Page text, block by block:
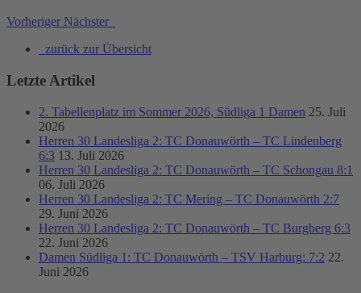
Vorheriger Nächster
zurück zur Übersicht
Letzte Artikel
2. Tabellenplatz im Sommer 2026, Südliga 1 Damen 25. Juli
2026
Herren 30 Landesliga 2: TC Donauwörth – TC Lindenberg
6:3 13. Juli 2026
Herren 30 Landesliga 2: TC Donauwörth – TC Schongau 8:1
06. Juli 2026
Herren 30 Landesliga 2: TC Mering – TC Donauwörth 2:7
29. Juni 2026
Herren 30 Landesliga 2: TC Donauwörth – TC Burgberg 6:3
22. Juni 2026
Damen Südliga 1: TC Donauwörth – TSV Harburg: 7:2 22.
Juni 2026